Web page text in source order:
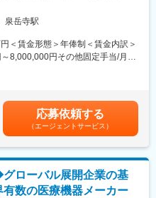
指すことが可能です。マネージャ
可能です。
誇り、日本でも競合が少なく、高
動法による検査は、多発性骨髄
グロビン等のスクリーニングやモ
不可欠な検査であり、安定的な市
now what patients need next” 、
部のビジョン「RDKK のビジネス
伝子・病理検査関連の診断薬、機
担当者として、他グループ（クオ
Medical Scientific Affairs、マーケ
Team、ビジネスチー
携して、合理的な薬事導入戦略
所（リモートワーク含む）
泉岳寺駅
＜賃金形態＞年俸制＜賃金内訳＞
8,000,000円その他固定手当/月：
補足＞※今までのご経験に応じ、決
安の金額であり、選考を通じて上
月額)は固定手当を含めた表記で
応募依頼する
（エージェントサービス）
ローバル展開企業の基
数の医療機器メーカー